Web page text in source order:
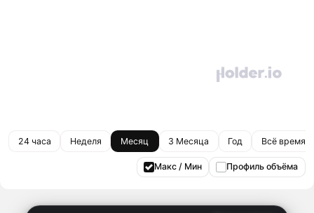
24 часа Неделя Месяц 3 Месяца Год Всё время
Макс / Мин Профиль объёма